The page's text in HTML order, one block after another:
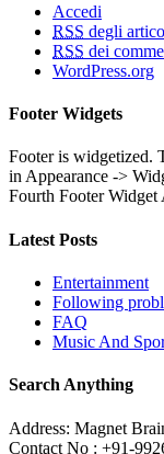
Accedi
RSS degli
RSS dei
WordPress.org
Footer Widgets
Footer is widgetized.
in Appearance ->
Fourth Footer Widget
Latest Posts
Entertainment
Following
FAQ
Music And
Search Anything
Address: Magnet
Contact No : +91-